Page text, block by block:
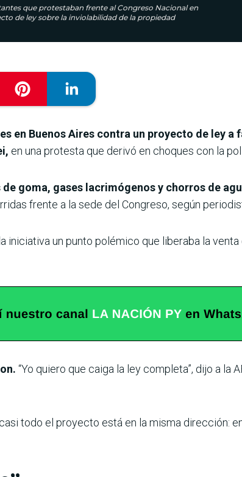
que protestaban frente al Congreso Nacional en
de ley sobre la inviolabilidad de la propiedad
en Buenos Aires contra un proyecto de ley a
en una protesta que derivó en choques con la
goma, gases lacrimógenos y chorros de
frente a la sede del Congreso, según
iniciativa un punto polémico que liberaba la
“Yo quiero que caiga la ley completa”, dijo a la
todo el proyecto está en la misma dirección: